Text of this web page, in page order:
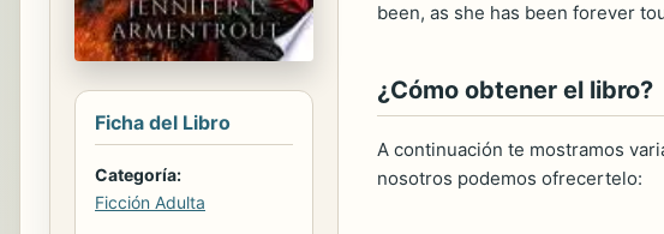
Ficha del Libro
Categoría:
Ficción Adulta
been, as she has been forever
¿Cómo obtener el libro?
A continuación te mostramos
nosotros podemos ofrecertelo: